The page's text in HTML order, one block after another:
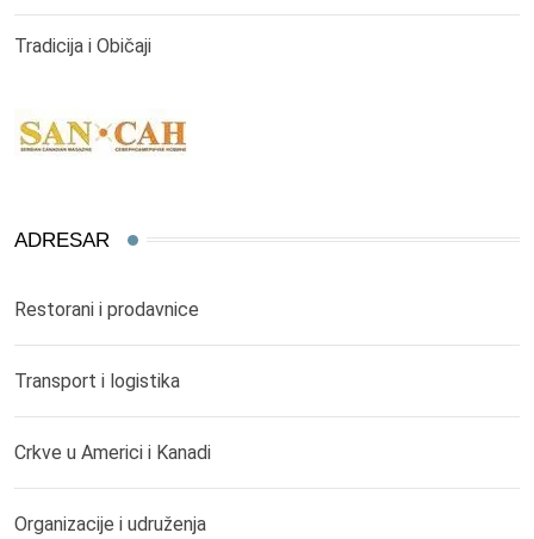
Tradicija i Običaji
ADRESAR
Restorani i prodavnice
Transport i logistika
Crkve u Americi i Kanadi
Organizacije i udruženja